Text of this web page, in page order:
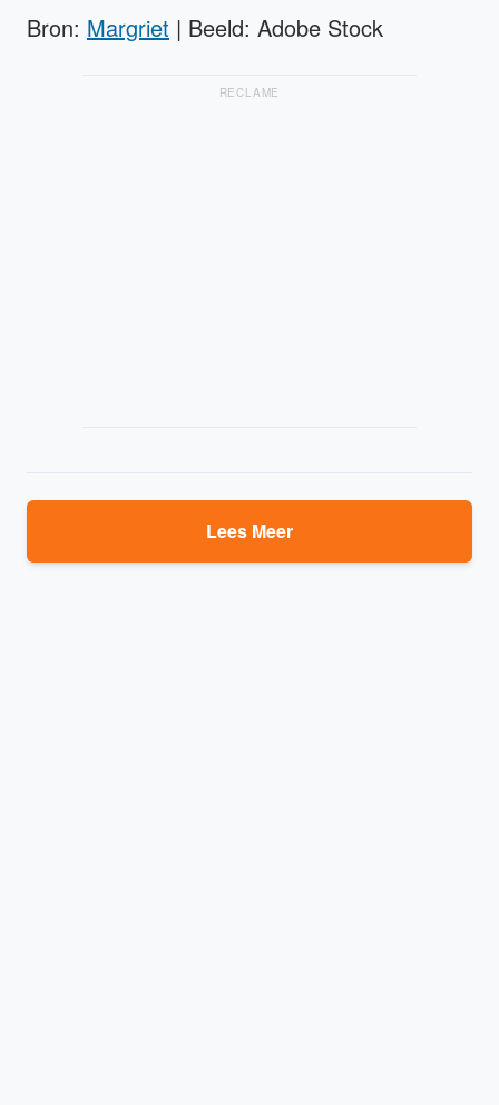
Bron: Margriet | Beeld: Adobe Stock
RECLAME
Lees Meer